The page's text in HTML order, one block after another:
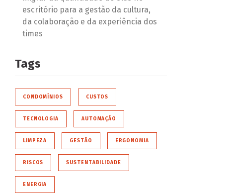
escritório para a gestão da cultura,
da colaboração e da experiência dos
times
Tags
CONDOMÍNIOS CUSTOS
TECNOLOGIA AUTOMAÇÃO
LIMPEZA GESTÃO ERGONOMIA
RISCOS SUSTENTABILIDADE
ENERGIA